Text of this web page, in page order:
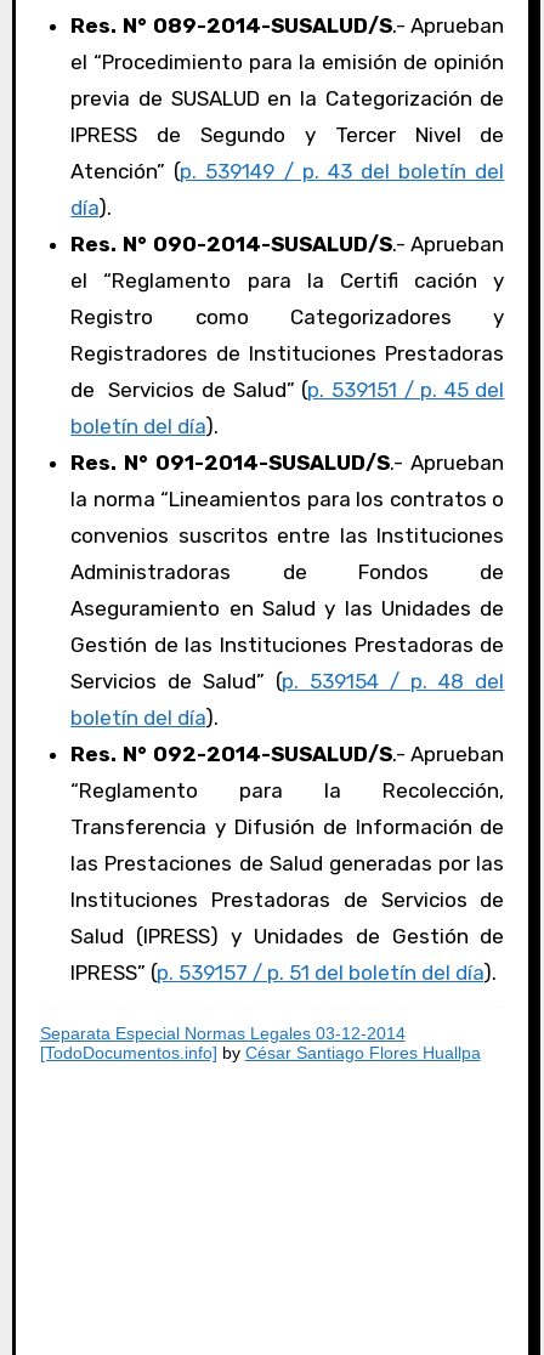
Res. N° 089-2014-SUSALUD/S.- Aprueban
el “Procedimiento para la emisión de opinión
previa de SUSALUD en la Categorización de
IPRESS de Segundo y Tercer Nivel de
Atención” (p. 539149 / p. 43 del boletín del
día).
Res. N° 090-2014-SUSALUD/S.- Aprueban
el “Reglamento para la Certifi cación y
Registro como Categorizadores y
Registradores de Instituciones Prestadoras
de Servicios de Salud” (p. 539151 / p. 45 del
boletín del día).
Res. N° 091-2014-SUSALUD/S.- Aprueban
la norma “Lineamientos para los contratos o
convenios suscritos entre las Instituciones
Administradoras de Fondos de
Aseguramiento en Salud y las Unidades de
Gestión de las Instituciones Prestadoras de
Servicios de Salud” (p. 539154 / p. 48 del
boletín del día).
Res. N° 092-2014-SUSALUD/S.- Aprueban
“Reglamento para la Recolección,
Transferencia y Difusión de Información de
las Prestaciones de Salud generadas por las
Instituciones Prestadoras de Servicios de
Salud (IPRESS) y Unidades de Gestión de
IPRESS” (p. 539157 / p. 51 del boletín del día).
Separata Especial Normas Legales 03-12-2014
[TodoDocumentos.info] by César Santiago Flores Huallpa